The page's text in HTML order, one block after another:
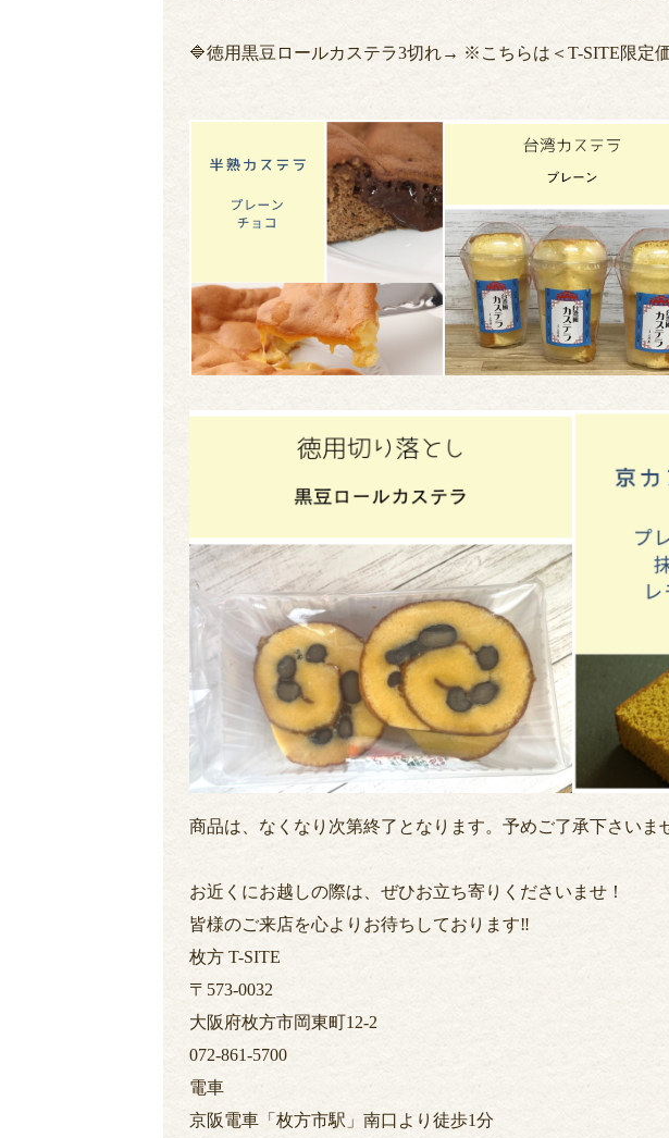
🔷徳用黒豆ロールカステラ3切れ→ ※こちらは＜T-SITE限定
商品は、なくなり次第終了となります。予めご了承下さい
お近くにお越しの際は、ぜひお立ち寄りくださいませ！
皆様のご来店を心よりお待ちしております‼︎
枚方 T-SITE
〒573-0032
大阪府枚方市岡東町12-2
072-861-5700
電車
京阪電車「枚方市駅」南口より徒歩1分